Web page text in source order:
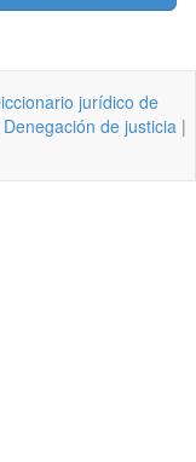
jurídico de
Denegación de justicia |